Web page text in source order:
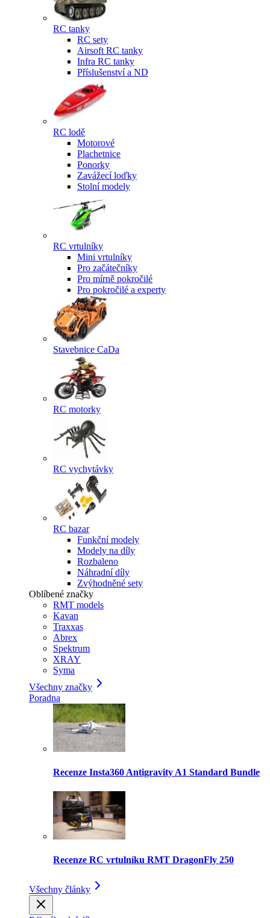
RC tanky
RC sety
Airsoft RC tanky
Infra RC tanky
Příslušenství a ND
RC lodě
Motorové
Plachetnice
Ponorky
Zavážecí loďky
Stolní modely
RC vrtulníky
Mini vrtulníky
Pro začátečníky
Pro mírně pokročilé
Pro pokročilé a experty
Stavebnice CaDa
RC motorky
RC vychytávky
RC bazar
Funkční modely
Modely na díly
Rozbaleno
Náhradní díly
Zvýhodněné sety
Oblíbené značky
RMT models
Kavan
Traxxas
Abrex
Spektrum
XRAY
Syma
Všechny značky
Poradna
Recenze Insta360 Antigravity A1 Standard Bundle
Recenze RC vrtulníku RMT DragonFly 250
Všechny články